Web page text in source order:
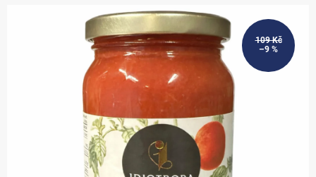
109 Kč
–9 %